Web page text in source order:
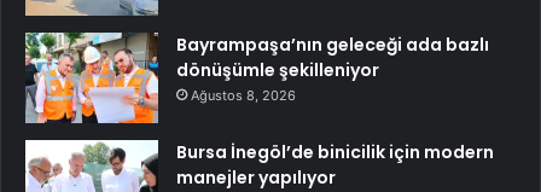
Bayrampaşa’nın geleceği ada bazlı
dönüşümle şekilleniyor
Ağustos 8, 2026
Bursa İnegöl’de binicilik için modern
manejler yapılıyor